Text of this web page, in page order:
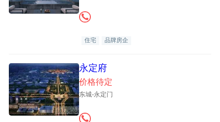
住宅 品牌房企
永定府
价格待定
东城-永定门